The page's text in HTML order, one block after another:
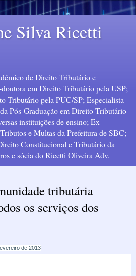
Silva Ricetti
de Direito Tributário e
em Direito Tributário pela USP;
Tributário pela PUC/SP; Especialista
Pós-Graduação em Direito Tributário
instituições de ensino; Ex-
e Multas da Prefeitura de SBC;
Constitucional e Tributário da
e sócia do Ricetti Oliveira Adv.
tributária
os serviços dos
de 2013